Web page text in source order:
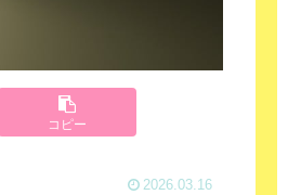
コピー
2026.03.16